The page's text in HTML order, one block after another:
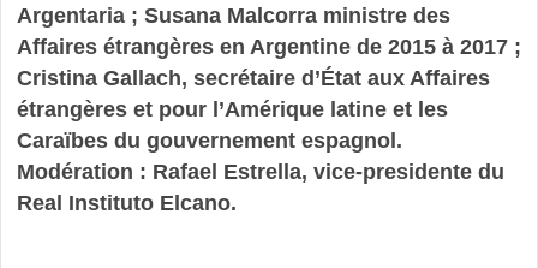
Argentaria ; Susana Malcorra ministre des
Affaires étrangères en Argentine de 2015 à 2017 ;
Cristina Gallach, secrétaire d’État aux Affaires
étrangères et pour l’Amérique latine et les
Caraïbes du gouvernement espagnol.
Modération : Rafael Estrella, vice-presidente du
Real Instituto Elcano.